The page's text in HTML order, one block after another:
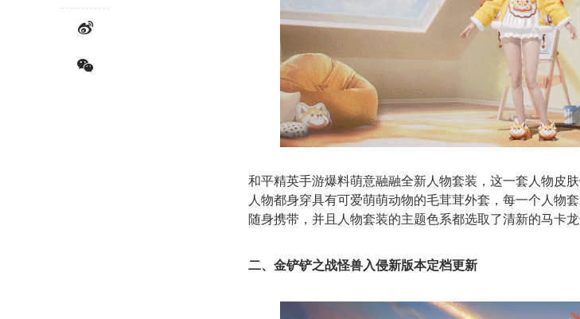
和平精英手游爆料萌意融融全新人物套装，这一套人物皮
人物都身穿具有可爱萌萌动物的毛茸茸外套，每一个人物
随身携带，并且人物套装的主题色系都选取了清新的马卡龙
二、金铲铲之战怪兽入侵新版本定档更新